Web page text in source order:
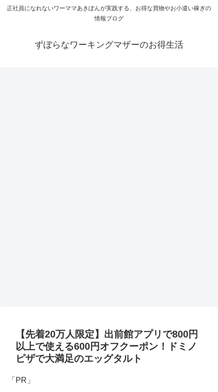
正社員になれないワーママあきぽんが実践する、お得な買物やお小遣い稼ぎの
情報ブログ
ずぼらなワーキングマザーのお得生活
【先着20万人限定】出前館アプリで800円
以上で使える600円オフクーポン！ドミノ
ピザで大満足のエッグタルト
「PR」